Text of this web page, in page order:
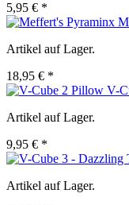
5,95 € *
Artikel auf Lager.
18,95 € *
V-
Artikel auf Lager.
9,95 € *
Artikel auf Lager.